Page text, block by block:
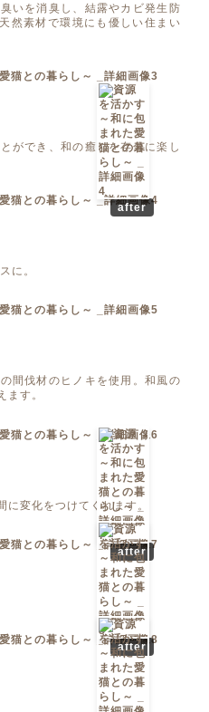
いを消臭し、結露やカビ発生防
然素材で環境にも優しい住まい
ができ、和の癒しを存分に楽し
after
に。
間伐材のヒノキを使用。和風の
ます。
に変化をつけてくれます。
after
after